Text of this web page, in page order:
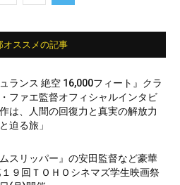
オススメの記事
ュランス 絶空 16,000フィート』クラ
ファエ監督オフィシャルインタビ
は、人間の回復力と真実の解放力
迫る旅」
ムスリッパー』の安田監督など豪華
９回ＴＯＨＯシネマズ学生映画祭